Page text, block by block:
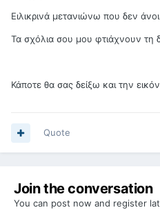
Ειλικρινά μετανιώνω που δεν
Τα σχόλια σου μου φτιάχνουν τη
Κάποτε θα σας δείξω και την
Quote
Join the conversation
You can post now and register